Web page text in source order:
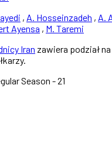
, A. Hosseinzadeh , A.
Ayensa , M. Taremi
Iran zawiera podział
Season - 21